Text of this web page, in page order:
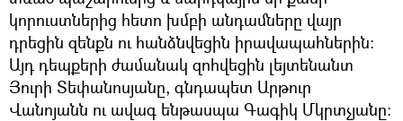
կորուստներից հետո խմբի անդամները վայր
դրեցին զենքն ու հանձնվեցին իրավապահներին։
Այդ դեպքերի ժամանակ զոհվեցին լեյտենանտ
Յուրի Տեփանոսյանը, գնդապետ Արթուր
Վանոյանն ու ավագ ենթասպա Գագիկ Մկրտչյանը։